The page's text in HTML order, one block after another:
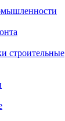
строительные